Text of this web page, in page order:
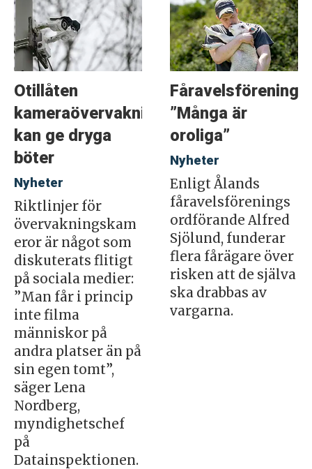
Otillåten
kameraövervakning
kan ge dryga
böter
Nyheter
Riktlinjer för
övervakningskam
eror är något som
diskuterats flitigt
på sociala medier:
”Man får i princip
inte filma
människor på
andra platser än på
sin egen tomt”,
säger Lena
Nordberg,
myndighetschef
på
Datainspektionen.
”Många är
oroliga”
Nyheter
Enligt Ålands
fåravelsförenings
ordförande Alfred
Sjölund, funderar
flera fårägare över
risken att de själva
ska drabbas av
vargarna.